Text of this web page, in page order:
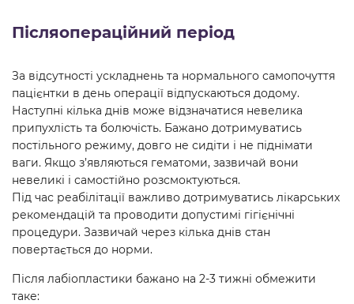
Післяопераційний період
За відсутності ускладнень та нормального самопочуття
пацієнтки в день операції відпускаються додому.
Наступні кілька днів може відзначатися невелика
припухлість та болючість. Бажано дотримуватись
постільного режиму, довго не сидіти і не піднімати
ваги. Якщо з’являються гематоми, зазвичай вони
невеликі і самостійно розсмоктуються.
Під час реабілітації важливо дотримуватись лікарських
рекомендацій та проводити допустимі гігієнічні
процедури. Зазвичай через кілька днів стан
повертається до норми.
Після лабіопластики бажано на 2-3 тижні обмежити
таке: